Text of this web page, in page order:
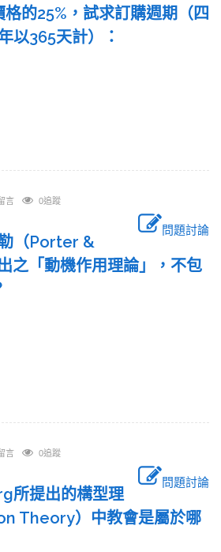
的25%，試求訂購週期（四
以365天計）：
言 0追蹤
問題討論
（Porter &
之「動機作用理論」，不包
言 0追蹤
問題討論
所提出的構型理
Theory）中教會是屬於哪